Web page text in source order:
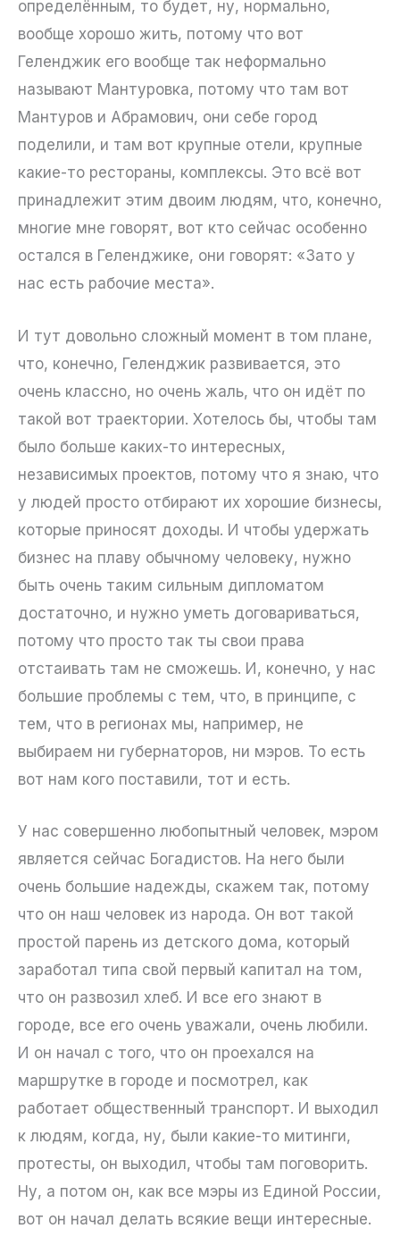
определённым, то будет, ну, нормально,
вообще хорошо жить, потому что вот
Геленджик его вообще так неформально
называют Мантуровка, потому что там вот
Мантуров и Абрамович, они себе город
поделили, и там вот крупные отели, крупные
какие-то рестораны, комплексы. Это всё вот
принадлежит этим двоим людям, что, конечно,
многие мне говорят, вот кто сейчас особенно
остался в Геленджике, они говорят: «Зато у
нас есть рабочие места».
И тут довольно сложный момент в том плане,
что, конечно, Геленджик развивается, это
очень классно, но очень жаль, что он идёт по
такой вот траектории. Хотелось бы, чтобы там
было больше каких-то интересных,
независимых проектов, потому что я знаю, что
у людей просто отбирают их хорошие бизнесы,
которые приносят доходы. И чтобы удержать
бизнес на плаву обычному человеку, нужно
быть очень таким сильным дипломатом
достаточно, и нужно уметь договариваться,
потому что просто так ты свои права
отстаивать там не сможешь. И, конечно, у нас
большие проблемы с тем, что, в принципе, с
тем, что в регионах мы, например, не
выбираем ни губернаторов, ни мэров. То есть
вот нам кого поставили, тот и есть.
У нас совершенно любопытный человек, мэром
является сейчас Богадистов. На него были
очень большие надежды, скажем так, потому
что он наш человек из народа. Он вот такой
простой парень из детского дома, который
заработал типа свой первый капитал на том,
что он развозил хлеб. И все его знают в
городе, все его очень уважали, очень любили.
И он начал с того, что он проехался на
маршрутке в городе и посмотрел, как
работает общественный транспорт. И выходил
к людям, когда, ну, были какие-то митинги,
протесты, он выходил, чтобы там поговорить.
Ну, а потом он, как все мэры из Единой России,
вот он начал делать всякие вещи интересные.